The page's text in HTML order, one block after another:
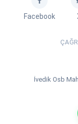
Facebook
İvedik Osb